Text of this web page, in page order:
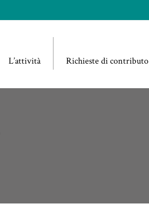
L’attività Richieste di contributo